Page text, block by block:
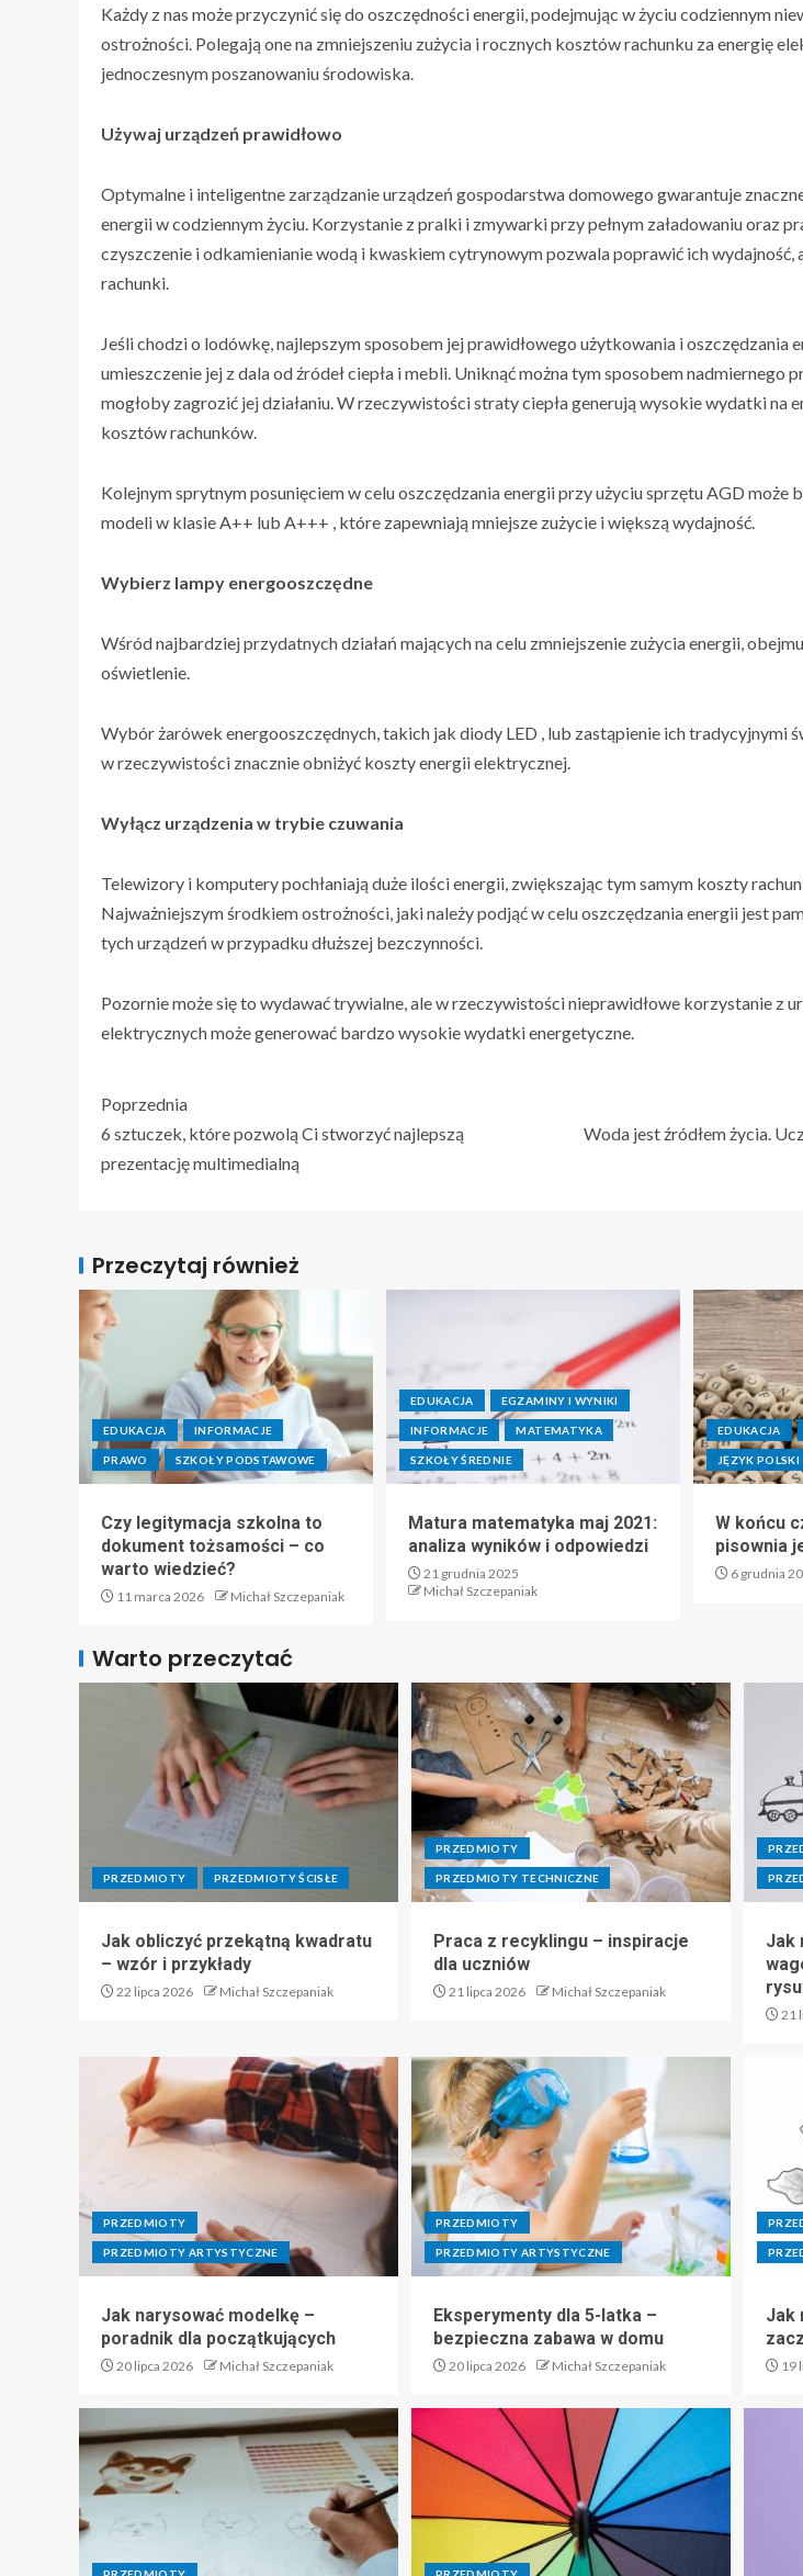
Każdy z nas może przyczynić się do oszczędności energii, podejmując w życiu codziennym
ostrożności. Polegają one na zmniejszeniu zużycia i rocznych kosztów rachunku za energię
jednoczesnym poszanowaniu środowiska.
Używaj urządzeń prawidłowo
Optymalne i inteligentne zarządzanie urządzeń gospodarstwa domowego gwarantuje
energii w codziennym życiu. Korzystanie z pralki i zmywarki przy pełnym załadowaniu oraz
czyszczenie i odkamienianie wodą i kwaskiem cytrynowym pozwala poprawić ich wydajność,
rachunki.
Jeśli chodzi o lodówkę, najlepszym sposobem jej prawidłowego użytkowania i oszczędzania
umieszczenie jej z dala od źródeł ciepła i mebli. Uniknąć można tym sposobem nadmiernego
mogłoby zagrozić jej działaniu. W rzeczywistości straty ciepła generują wysokie wydatki na
kosztów rachunków.
Kolejnym sprytnym posunięciem w celu oszczędzania energii przy użyciu sprzętu AGD może
modeli w klasie A++ lub A+++ , które zapewniają mniejsze zużycie i większą wydajność.
Wybierz lampy energooszczędne
Wśród najbardziej przydatnych działań mających na celu zmniejszenie zużycia energii,
oświetlenie.
Wybór żarówek energooszczędnych, takich jak diody LED , lub zastąpienie ich tradycyjnymi
w rzeczywistości znacznie obniżyć koszty energii elektrycznej.
Wyłącz urządzenia w trybie czuwania
Telewizory i komputery pochłaniają duże ilości energii, zwiększając tym samym koszty
Najważniejszym środkiem ostrożności, jaki należy podjąć w celu oszczędzania energii jest
tych urządzeń w przypadku dłuższej bezczynności.
Pozornie może się to wydawać trywialne, ale w rzeczywistości nieprawidłowe korzystanie z
elektrycznych może generować bardzo wysokie wydatki energetyczne.
Poprzednia
6 sztuczek, które pozwolą Ci stworzyć najlepszą
prezentację multimedialną
Woda jest źródłem życia.
Przeczytaj również
EDUKACJA INFORMACJE
PRAWO SZKOŁY PODSTAWOWE
Czy legitymacja szkolna to
dokument tożsamości – co
warto wiedzieć?
11 marca 2026 Michał Szczepaniak
EDUKACJA EGZAMINY I WYNIKI
INFORMACJE MATEMATYKA
SZKOŁY ŚREDNIE
Matura matematyka maj 2021:
analiza wyników i odpowiedzi
21 grudnia 2025
Michał Szczepaniak
EDUKACJA
JĘZYK POLSKI
W końcu
pisownia
6 grudnia
Warto przeczytać
PRZEDMIOTY PRZEDMIOTY ŚCISŁE
Jak obliczyć przekątną kwadratu
– wzór i przykłady
22 lipca 2026 Michał Szczepaniak
PRZEDMIOTY
PRZEDMIOTY TECHNICZNE
Praca z recyklingu – inspiracje
dla uczniów
21 lipca 2026 Michał Szczepaniak
Jak
21
PRZEDMIOTY
PRZEDMIOTY ARTYSTYCZNE
Jak narysować modelkę –
poradnik dla początkujących
20 lipca 2026 Michał Szczepaniak
PRZEDMIOTY
PRZEDMIOTY ARTYSTYCZNE
Eksperymenty dla 5-latka –
bezpieczna zabawa w domu
20 lipca 2026 Michał Szczepaniak
Jak
19